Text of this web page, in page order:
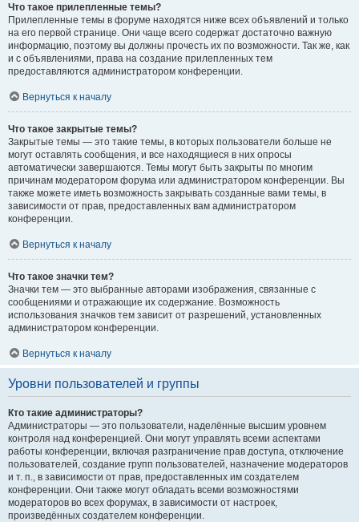
Что такое прилепленные темы?
Прилепленные темы в форуме находятся ниже всех объявлений и только
на его первой странице. Они чаще всего содержат достаточно важную
информацию, поэтому вы должны прочесть их по возможности. Так же, как
и с объявлениями, права на создание прилепленных тем
предоставляются администратором конференции.
Вернуться к началу
Что такое закрытые темы?
Закрытые темы — это такие темы, в которых пользователи больше не
могут оставлять сообщения, и все находящиеся в них опросы
автоматически завершаются. Темы могут быть закрыты по многим
причинам модератором форума или администратором конференции. Вы
также можете иметь возможность закрывать созданные вами темы, в
зависимости от прав, предоставленных вам администратором
конференции.
Вернуться к началу
Что такое значки тем?
Значки тем — это выбранные авторами изображения, связанные с
сообщениями и отражающие их содержание. Возможность
использования значков тем зависит от разрешений, установленных
администратором конференции.
Вернуться к началу
Уровни пользователей и группы
Кто такие администраторы?
Администраторы — это пользователи, наделённые высшим уровнем
контроля над конференцией. Они могут управлять всеми аспектами
работы конференции, включая разграничение прав доступа, отключение
пользователей, создание групп пользователей, назначение модераторов
и т. п., в зависимости от прав, предоставленных им создателем
конференции. Они также могут обладать всеми возможностями
модераторов во всех форумах, в зависимости от настроек,
произведённых создателем конференции.